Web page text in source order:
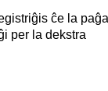
ĉe la
per la dekstra